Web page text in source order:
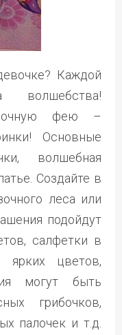
Каждой
волшебства!
фею –
Основные
волшебная
Создайте в
леса или
подойдут
салфетки в
ярких цветов,
могут быть
грибочков,
палочек и т.д.